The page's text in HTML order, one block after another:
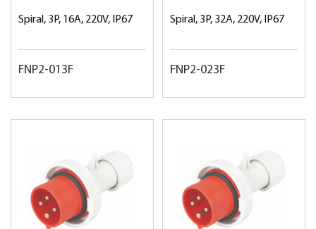
Spiral, 3P, 16A, 220V, IP67
FNP2-013F
Spiral, 3P, 32A, 220V, IP67
FNP2-023F